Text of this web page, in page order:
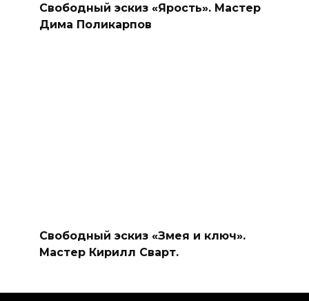
Свободный эскиз «Ярость». Мастер
Дима Поликарпов
Свободный эскиз «Змея и ключ».
Мастер Кирилл Сварт.